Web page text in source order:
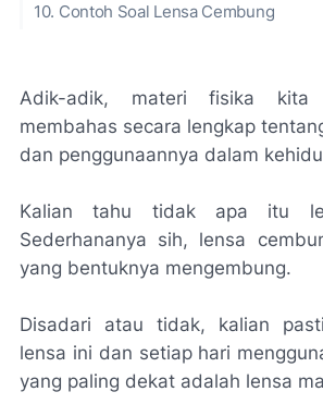
10. Contoh Soal Lensa Cembung
Adik-adik, materi fisika
membahas secara lengkap
dan penggunaannya dalam
Kalian tahu tidak apa itu
Sederhananya sih, lensa
yang bentuknya mengembung.
Disadari atau tidak, kalian
lensa ini dan setiap hari
yang paling dekat adalah lensa